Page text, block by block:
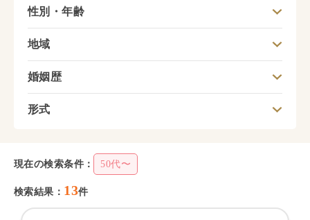
性別・年齢
地域
婚姻歴
形式
現在の検索条件： 50代〜
検索結果： 13件